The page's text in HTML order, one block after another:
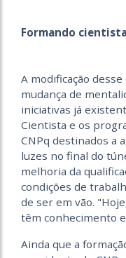
Formando
A modificação
mudança de
iniciativas já
Cientista e os
CNPq destinados a
luzes no final do
melhoria da
condições de
de ser em vão.
têm conhecimento
Ainda que a